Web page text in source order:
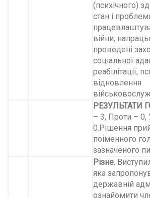
(психічного)
стан і
війни,
проведені
соціальної
реабілітації,
відновлення
РЕЗУЛЬТАТИ
– 3, Проти – 0,
0.Рішення
поіменного
зазначеного
Різне.
яка
державній
ознайомити